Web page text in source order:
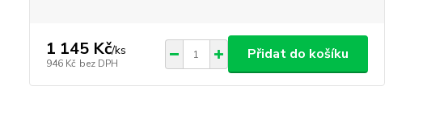
1 145 Kč/ks
946 Kč bez DPH
Přidat do košíku